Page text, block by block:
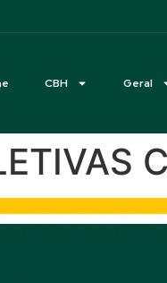
CBH Geral